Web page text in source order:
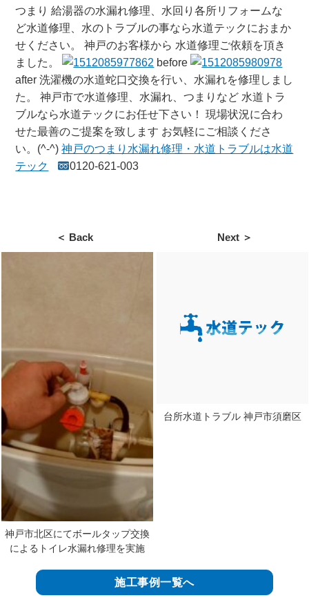
つまり 給湯器の水漏れ修理、水回り各所リフォームな
ど水道修理、水のトラブルの事なら水道テックにおまか
せください。 神戸のお客様から 水道修理ご依頼を頂き
ました。
before
after 洗濯機の水道蛇口交換を行い、水漏れを修理しまし
た。 神戸市で水道修理、水漏れ、つまりなど 水道トラ
ブルなら水道テックにお任せ下さい！ 現場状況に合わ
せた最善のご提案を致します お気軽にご相談くださ
い。(^-^)神戸のつまり水漏れ修理・水道トラブルは水道
テック
0120-621-003
＜ Back
神戸市北区にてボールタップ交換
によるトイレ水漏れ修理を実施
Next ＞
台所水道トラブル 神戸市須磨区
施工事例一覧へ